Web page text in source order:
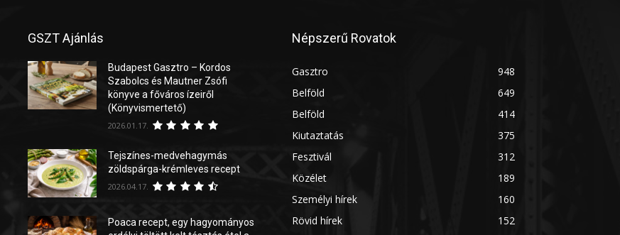
GSZT Ajánlás
Budapest Gasztro – Kordos
Szabolcs és Mautner Zsófi
könyve a főváros ízeiről
(Könyvismertető)
2026.01.17.
Tejszínes-medvehagymás
zöldspárga-krémleves recept
2026.04.17.
Poaca recept, egy hagyományos
Népszerű Rovatok
Gasztro
948
Belföld
649
Belföld
414
Kiutaztatás
375
Fesztivál
312
Közélet
189
Személyi hírek
160
Rövid hírek
152